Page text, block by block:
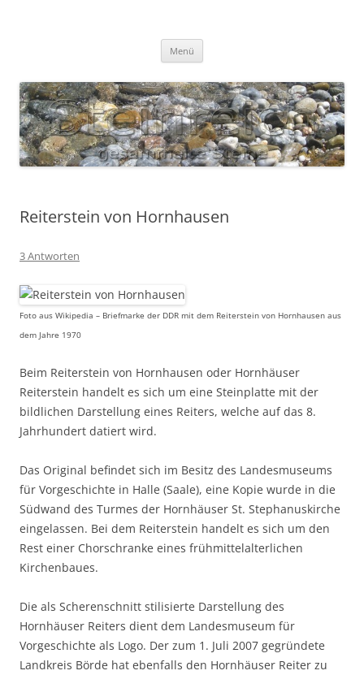
Menü
Reiterstein von Hornhausen
3 Antworten
Foto aus Wikipedia – Briefmarke der DDR mit dem Reiterstein von Hornhausen aus
dem Jahre 1970
Beim Reiterstein von Hornhausen oder Hornhäuser
Reiterstein handelt es sich um eine Steinplatte mit der
bildlichen Darstellung eines Reiters, welche auf das 8.
Jahrhundert datiert wird.
Das Original befindet sich im Besitz des Landesmuseums
für Vorgeschichte in Halle (Saale), eine Kopie wurde in die
Südwand des Turmes der Hornhäuser St. Stephanuskirche
eingelassen. Bei dem Reiterstein handelt es sich um den
Rest einer Chorschranke eines frühmittelalterlichen
Kirchenbaues.
Die als Scherenschnitt stilisierte Darstellung des
Hornhäuser Reiters dient dem Landesmuseum für
Vorgeschichte als Logo. Der zum 1. Juli 2007 gegründete
Landkreis Börde hat ebenfalls den Hornhäuser Reiter zu